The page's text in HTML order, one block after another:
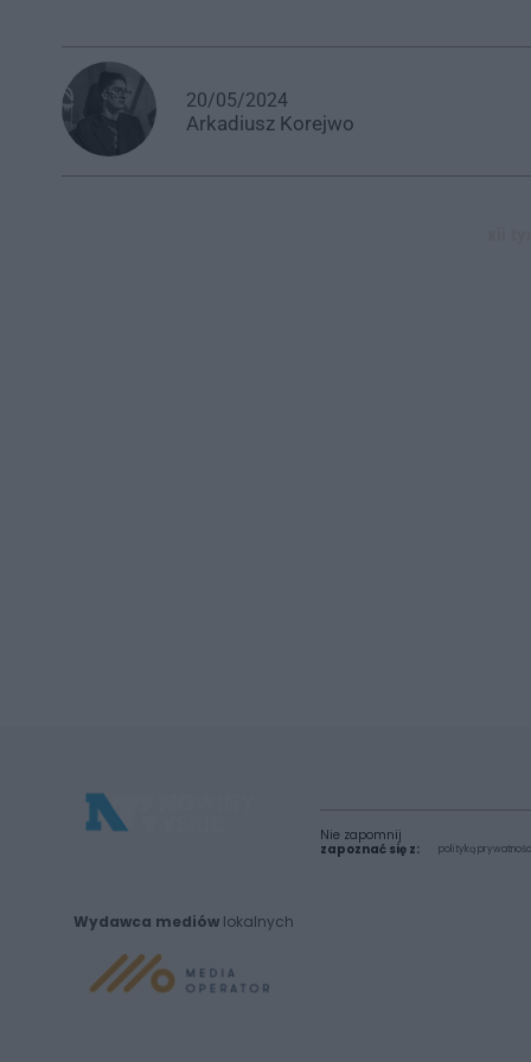
20/05/2024
Arkadiusz Korejwo
Wydawca mediów lokalnych
Nie zapomnij
zapoznać się z:
polityką